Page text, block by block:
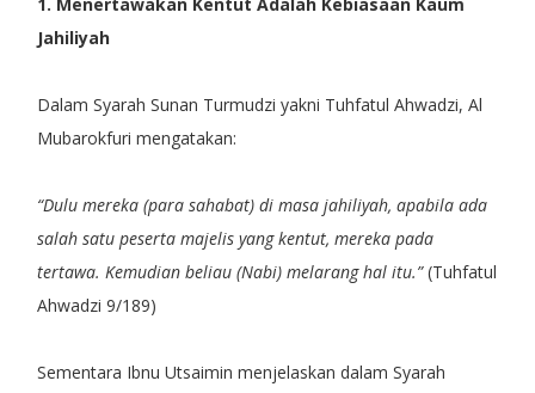
Jahiliyah
Dalam Syarah Sunan Turmudzi yakni Tuhfatul Ahwadzi, Al
Mubarokfuri mengatakan:
“Dulu mereka (para sahabat) di masa jahiliyah, apabila ada
salah satu peserta majelis yang kentut, mereka pada
tertawa. Kemudian beliau (Nabi) melarang hal itu.”(Tuhfatul
Ahwadzi 9/189)
Sementara Ibnu Utsaimin menjelaskan dalam Syarah